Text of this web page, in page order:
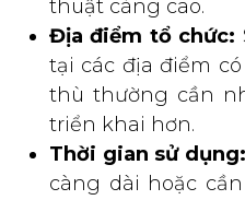
thuật càng cao.
Địa điểm tổ chức:
tại các địa điểm
thù thường cần
triển khai hơn.
Thời gian sử dụng:
càng dài hoặc